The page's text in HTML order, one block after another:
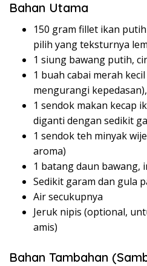
Bahan Utama
150 gram fillet ikan
pilih yang teksturnya
1 siung bawang putih,
1 buah cabai merah
mengurangi
1 sendok makan kecap
diganti dengan sedikit
1 sendok teh minyak
aroma)
1 batang daun bawang,
Sedikit garam dan gula
Air secukupnya
Jeruk nipis (optional,
amis)
Bahan Tambahan